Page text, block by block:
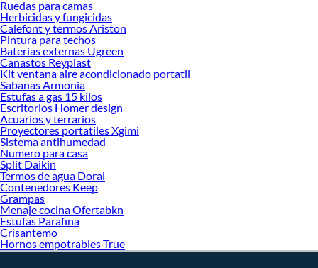
Ruedas para camas
Herbicidas y fungicidas
Calefont y termos Ariston
Pintura para techos
Baterias externas Ugreen
Canastos Reyplast
Kit ventana aire acondicionado portatil
Sabanas Armonia
Estufas a gas 15 kilos
Escritorios Homer design
Acuarios y terrarios
Proyectores portatiles Xgimi
Sistema antihumedad
Numero para casa
Split Daikin
Termos de agua Doral
Contenedores Keep
Grampas
Menaje cocina Ofertabkn
Estufas Parafina
Crisantemo
Hornos empotrables True